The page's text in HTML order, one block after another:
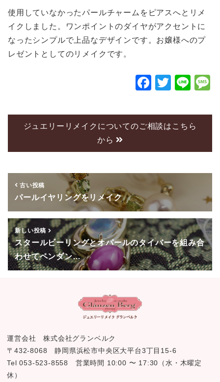
使用していなかったパールチャームをピアスへとリメ
イクしました。ワンポイントのダイヤがアクセントに
なったシンプルで上品なデザインです。お嬢様へのプ
レゼントとしてのリメイクです。
F
c
e
o
k
T
tt
er
Li
e
ジュエリーリメイクについてのご相談はこちら
から
古い投稿
パールイヤリングをリメイク
新しい投稿
スタールビーリングとオパールのタイバーを組み合
わせてペンダン…
運営会社 株式会社グランベルク
〒432-8068 静岡県浜松市中央区大平台3丁目15-6
Tel 053-523-8558 営業時間 10:00 〜 17:30（水・木曜定
休）